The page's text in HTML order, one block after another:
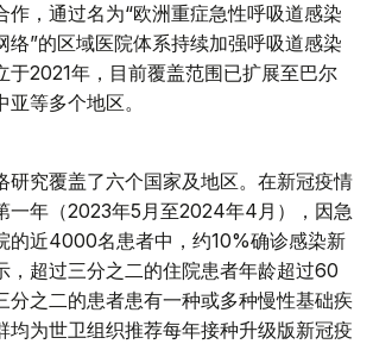
作，通过名为“欧洲重症急性呼吸道感染
络”的区域医院体系持续加强呼吸道感染
于2021年，目前覆盖范围已扩展至巴尔
等多个地区。
研究覆盖了六个国家及地区。在新冠疫情
一年（2023年5月至2024年4月），因急
的近4000名患者中，约10%确诊感染新
，超过三分之二的住院患者年龄超过60
分之二的患者患有一种或多种慢性基础疾
为世卫组织推荐每年接种升级版新冠疫